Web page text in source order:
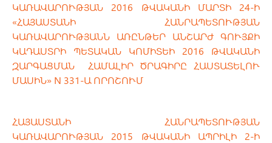
PUBLIC COUNCIL
CONTACT US
ԿԱՌԱՎԱՐՈՒԹՅԱՆ 2016 ԹՎԱԿԱՆԻ ՄԱՐՏԻ 24-Ի
«ՀԱՅԱՍՏԱՆԻ ՀԱՆՐԱՊԵՏՈՒԹՅԱՆ
ԿԱՌԱՎԱՐՈՒԹՅԱՆՆ ԱՌԸՆԹԵՐ ԱՆՇԱՐԺ ԳՈՒՅՔԻ
ԿԱԴԱՍՏՐԻ ՊԵՏԱԿԱՆ ԿՈՄԻՏԵԻ 2016 ԹՎԱԿԱՆԻ
ԶԱՐԳԱՑՄԱՆ ՀԱՄԱԼԻՐ ԾՐԱԳԻՐԸ ՀԱՍՏԱՏԵԼՈՒ
ՄԱՍԻՆ» N 331-Ա ՈՐՈՇՈՒՄ
ՀԱՅԱՍՏԱՆԻ ՀԱՆՐԱՊԵՏՈՒԹՅԱՆ
ԿԱՌԱՎԱՐՈՒԹՅԱՆ 2015 ԹՎԱԿԱՆԻ ԱՊՐԻԼԻ 2-Ի
Login